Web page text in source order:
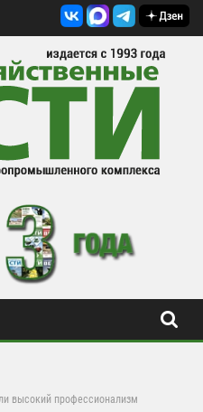
высокий профессионализм